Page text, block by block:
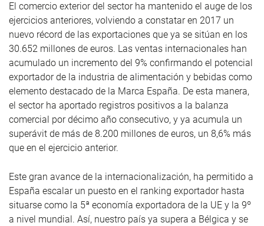
El comercio exterior del sector ha mantenido el auge de los
ejercicios anteriores, volviendo a constatar en 2017 un
nuevo récord de las exportaciones que ya se sitúan en los
30.652 millones de euros. Las ventas internacionales han
acumulado un incremento del 9% confirmando el potencial
exportador de la industria de alimentación y bebidas como
elemento destacado de la Marca España. De esta manera,
el sector ha aportado registros positivos a la balanza
comercial por décimo año consecutivo, y ya acumula un
superávit de más de 8.200 millones de euros, un 8,6% más
que en el ejercicio anterior.
Este gran avance de la internacionalización, ha permitido a
España escalar un puesto en el ranking exportador hasta
situarse como la 5ª economía exportadora de la UE y la 9º
a nivel mundial. Así, nuestro país ya supera a Bélgica y se